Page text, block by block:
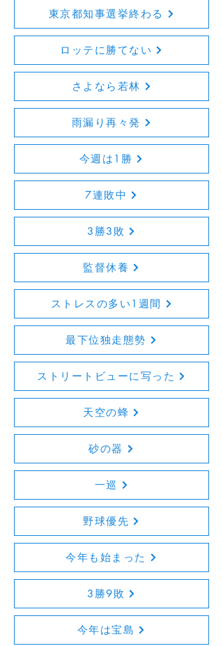
東京都知事選挙終わる
ロッテに勝てない
さよなら若林
雨漏り再々発
今週は1勝
7連敗中
3勝3敗
監督休養
ストレスの多い1週間
最下位独走態勢
ストリートビューに写った
天空の蜂
砂の器
一巡
野球優先
今年も始まった
3勝9敗
今年は宝島